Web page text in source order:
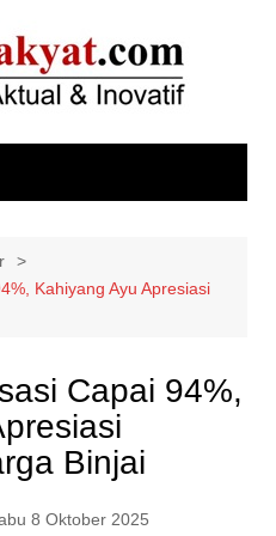
Kahiyang Ayu Apresiasi
Capai 94%,
Binjai
8 Oktober 2025